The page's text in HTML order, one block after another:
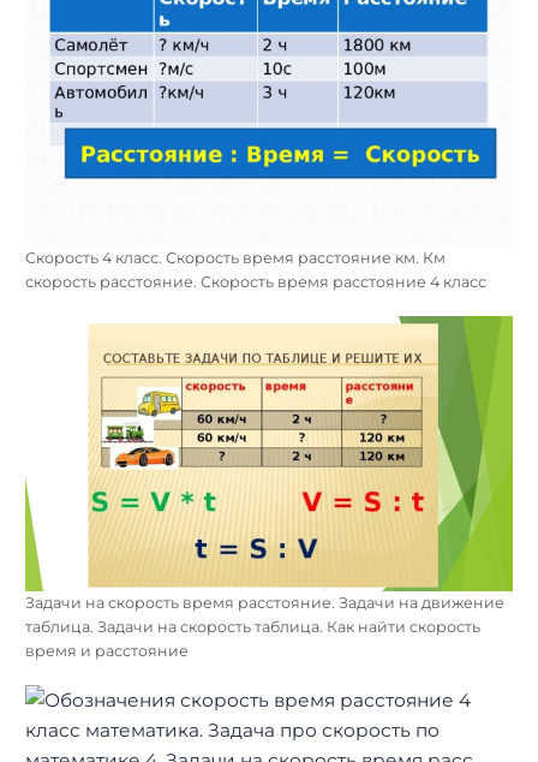
Скорость 4 класс. Скорость время расстояние км. Км
скорость расстояние. Скорость время расстояние 4 класс
Задачи на скорость время расстояние. Задачи на движение
таблица. Задачи на скорость таблица. Как найти скорость
время и расстояние